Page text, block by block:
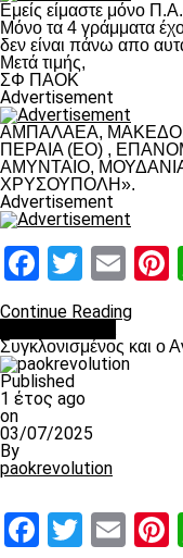
Εμείς είμαστε μόνο
Μόνο τα 4 γράμματα
δεν είναι πάνω απο
Μετά τιμής,
ΣΦ ΠΑΟΚ
Advertisement
ΑΜΠΑΛΑΕΑ,
ΠΕΡΑΙΑ (ΕΟ) ,
ΑΜΥΝΤΑΙΟ,
ΧΡΥΣΟΥΠΟΛΗ».
Advertisement
Facebook
Continue Reading
Συγκλονισμένος και ο
Published
1 έτος ago
on
03/07/2025
By
paokrevolution
Facebook